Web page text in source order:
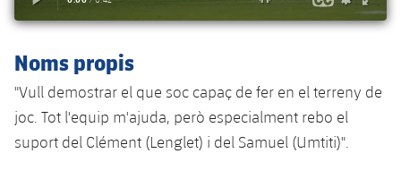
Noms propis
"Vull demostrar el que soc capaç de fer en el terreny de
joc. Tot l'equip m'ajuda, però especialment rebo el
suport del Clément (Lenglet) i del Samuel (Umtiti)".